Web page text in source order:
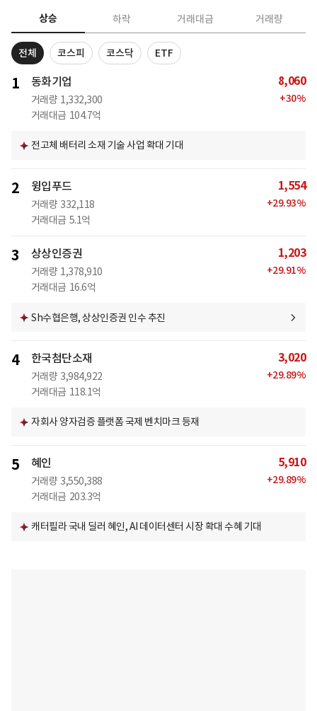
상승 하락 거래대금 거래량
전체 코스피 코스닥 ETF
1 동화기업
거래량 1,332,300
거래대금 104.7억
8,060
+30%
전고체 배터리 소재 기술 사업 확대 기대
2 윙입푸드
거래량 332,118
거래대금 5.1억
1,554
+29.93%
3 상상인증권
거래량 1,378,910
거래대금 16.6억
1,203
+29.91%
Sh수협은행, 상상인증권 인수 추진
4 한국첨단소재
거래량 3,984,922
거래대금 118.1억
3,020
+29.89%
자회사 양자검증 플랫폼 국제 벤치마크 등재
5 혜인
거래량 3,550,388
거래대금 203.3억
5,910
+29.89%
캐터필라 국내 딜러 혜인, AI 데이터센터 시장 확대 수혜 기대